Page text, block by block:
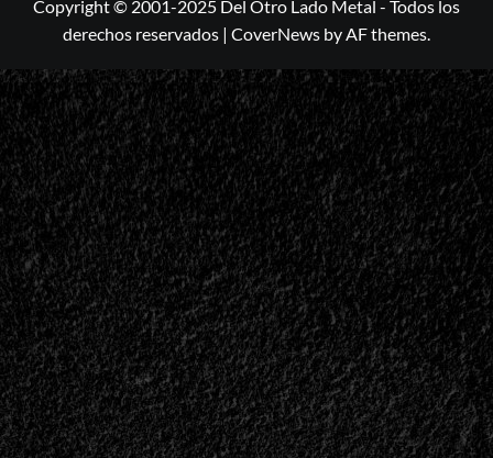
Copyright © 2001-2025 Del Otro Lado Metal - Todos los
derechos reservados | CoverNews by AF themes.